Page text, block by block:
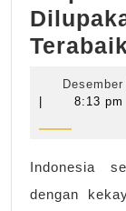
8:13 pm
Indonesia
dengan